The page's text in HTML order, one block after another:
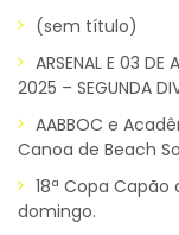
(sem título)
ARSENAL E 03 DE
2025 – SEGUNDA
AABBOC e
Canoa de Beach
18ª Copa
domingo.